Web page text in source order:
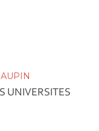
UNIVERSITES